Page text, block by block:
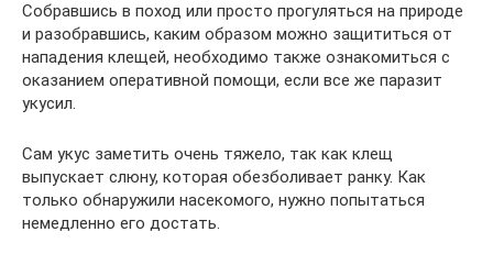
Собравшись в поход или просто прогуляться на природе
и разобравшись, каким образом можно защититься от
нападения клещей, необходимо также ознакомиться с
оказанием оперативной помощи, если все же паразит
укусил.
Сам укус заметить очень тяжело, так как клещ
выпускает слюну, которая обезболивает ранку. Как
только обнаружили насекомого, нужно попытаться
немедленно его достать.